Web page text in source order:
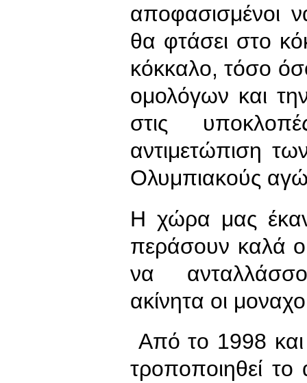
αποφασισμένοι
θα φτάσει στο
κόκκαλο, τόσο
ομολόγων και
στις
αντιμετώπιση
Ολυμπιακούς
Η χώρα μας
περάσουν καλά
να
ακίνητα οι
Από το 1998 και
τροποποιηθεί